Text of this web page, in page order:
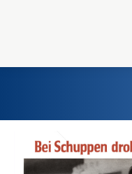
Einst und Heute